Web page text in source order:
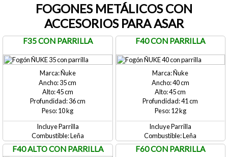
FOGONES METÁLICOS CON
ACCESORIOS PARA ASAR
F35 CON PARRILLA
Ñuke
35
45
36
10
Incluye Parrilla
Leña
F40 CON PARRILLA
Ñuke
40
45
41
12
Incluye Parrilla
Leña
F40 ALTO CON PARRILLA F60 CON PARRILLA